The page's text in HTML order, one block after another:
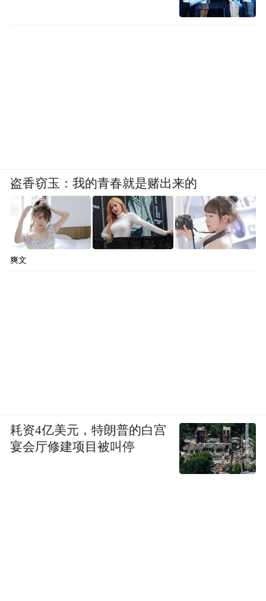
盗香窃玉：我的青春就是赌出来的
爽文
耗资4亿美元，特朗普的白宫
宴会厅修建项目被叫停